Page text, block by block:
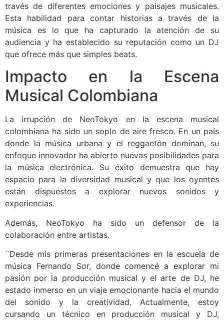
través de diferentes emociones y paisajes musicales.
Esta habilidad para contar historias a través de la
música es lo que ha capturado la atención de su
audiencia y ha establecido su reputación como un DJ
que ofrece más que simples beats.
Impacto en la Escena
Musical Colombiana
La irrupción de NeoTokyo en la escena musical
colombiana ha sido un soplo de aire fresco. En un país
donde la música urbana y el reggaetón dominan, su
enfoque innovador ha abierto nuevas posibilidades para
la música electrónica. Su éxito demuestra que hay
espacio para la diversidad musical y que los oyentes
están dispuestos a explorar nuevos sonidos y
experiencias.
Además, NeoTokyo ha sido un defensor de la
colaboración entre artistas.
¨Desde mis primeras presentaciones en la escuela de
música Fernando Sor, donde comencé a explorar mi
pasión por la producción musical y el arte de DJ, he
estado inmerso en un viaje emocionante hacia el mundo
del sonido y la creatividad. Actualmente, estoy
cursando un técnico en producción musical y DJ,